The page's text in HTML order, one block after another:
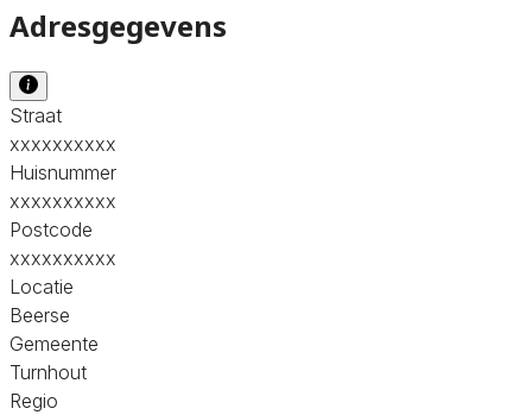
Adresgegevens
Straat
xxxxxxxxxx
Huisnummer
xxxxxxxxxx
Postcode
xxxxxxxxxx
Locatie
Beerse
Gemeente
Turnhout
Regio